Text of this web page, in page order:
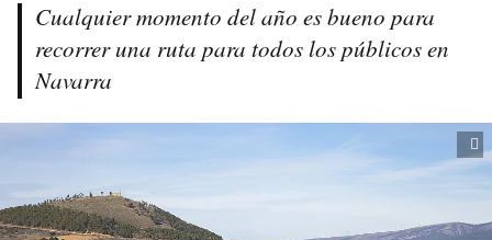
Cualquier momento del año es bueno para
recorrer una ruta para todos los públicos en
Navarra